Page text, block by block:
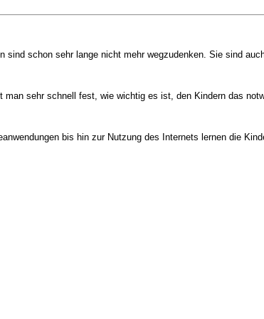
schon sehr lange nicht mehr wegzudenken. Sie sind
man sehr schnell fest, wie wichtig es ist, den Kindern das
bis hin zur Nutzung des Internets lernen die